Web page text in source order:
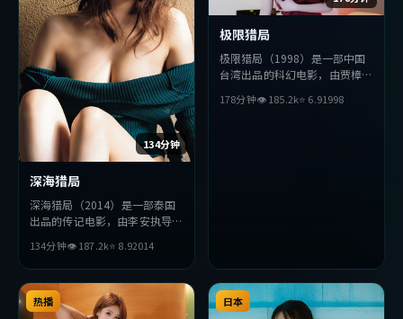
134分钟
深海猎局
深海猎局（2014）是一部泰国
出品的传记电影，由李安执导，
演。影片在叙事与视听上力求突
破，探讨人性与抉择，节奏张弛
有度，适合喜欢该类型的观众完
整观看。
134分钟👁187.2k⭐ 8.92014
极限猎局
极限猎局（1998）是一部中国
台湾出品的科幻电影，由贾樟柯
等主演。影片在叙事与视听上力
178分钟👁185.2k⭐ 6.91998
热播 日本